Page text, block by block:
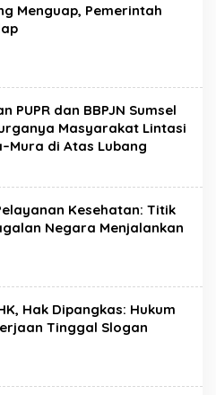
Menguap, Pemerintah
PUPR dan BBPJN Sumsel
Masyarakat Lintasi
di Atas Lubang
Kesehatan: Titik
Negara Menjalankan
Hak Dipangkas: Hukum
Tinggal Slogan